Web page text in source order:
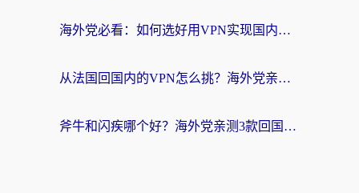
海外党必看：如何选好用VPN实现国内资源无缝访问？从越南到全球都适用
从法国回国内的VPN怎么挑？海外党亲测：稳定、多端、安全才是关键
斧牛和闪疾哪个好？海外党亲测3款回国加速器，教你选到不踩坑的那一款